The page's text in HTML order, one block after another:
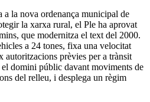
a la nova ordenança municipal de
la xarxa rural, el Ple ha aprovat
que modernitza el text del 2000.
a 24 tones, fixa una velocitat
autoritzacions prèvies per a trànsit
domini públic davant moviments de
del relleu, i desplega un règim